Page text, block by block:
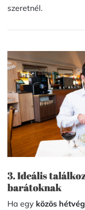
szeretnél.
3. Ideális
barátoknak
Ha egy közös